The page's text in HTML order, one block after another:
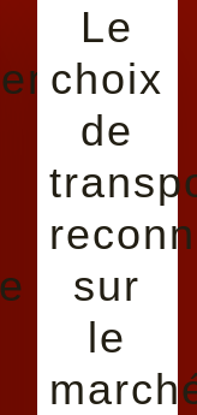
Le
choix
de
sur
le